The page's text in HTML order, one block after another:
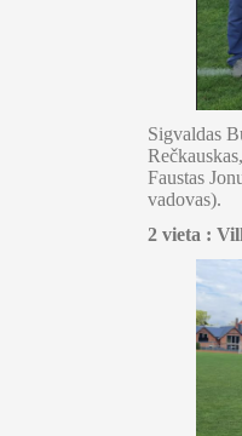
Sigvaldas
Faustas
vadovas).
2 vieta :